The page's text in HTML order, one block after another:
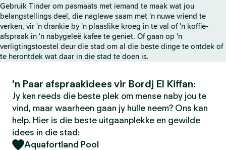
d
Gebruik Tinder om pasmaats met iemand te maak wat jou
belangstellings deel, die naglewe saam met 'n nuwe vriend te
verken, vir 'n drankie by 'n plaaslike kroeg in te val of 'n koffie-
afspraak in 'n nabygeleë kafee te geniet. Of gaan op 'n
verligtingstoestel deur die stad om al die beste dinge te ontdek of
te herontdek wat daar in die stad te doen is.
'n Paar afspraakidees vir Bordj El Kiffan:
Jy ken reeds die beste plek om mense naby jou te
vind, maar waarheen gaan jy hulle neem? Ons kan
help. Hier is die beste uitgaanplekke en gewilde
idees in die stad:
Aquafortland Pool